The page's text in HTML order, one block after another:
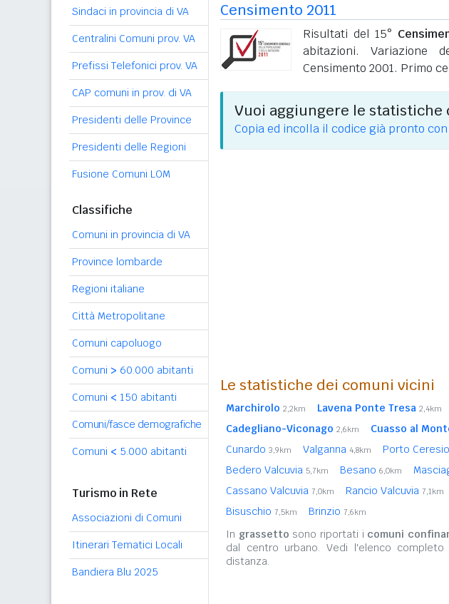
Sindaci in provincia di VA
Centralini Comuni prov. VA
Prefissi Telefonici prov. VA
CAP comuni in prov. di VA
Presidenti delle Province
Presidenti delle Regioni
Fusione Comuni LOM
Classifiche
Comuni in provincia di VA
Province lombarde
Regioni italiane
Città Metropolitane
Comuni capoluogo
Comuni > 60.000 abitanti
Comuni < 150 abitanti
Comuni/fasce demografiche
Comuni < 5.000 abitanti
Turismo in Rete
Associazioni di Comuni
Itinerari Tematici Locali
Bandiera Blu 2025
Censimento 2011
Risultati del 15°
abitazioni. Variazione
Censimento 2001. Primo
Vuoi aggiungere le statistiche
Copia ed incolla il codice già pronto
Le statistiche dei comuni vicini
Marchirolo 2,2km Lavena Ponte Tresa 2,4km
Cadegliano-Viconago 2,6km Cuasso al
Cunardo 3,9km Valganna 4,8km Porto Ceresio
Bedero Valcuvia 5,7km Besano 6,0km
Cassano Valcuvia 7,0km Rancio Valcuvia 7,1km
Bisuschio 7,5km Brinzio 7,6km
In grassetto sono riportati i comuni
dal centro urbano. Vedi l'elenco completo
distanza.